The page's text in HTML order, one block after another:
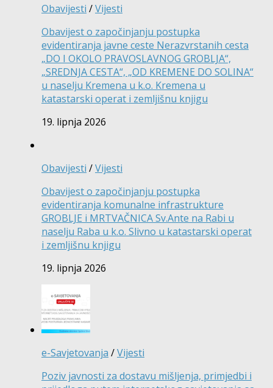
Obavijesti /Vijesti
Obavijest o započinjanju postupka
evidentiranja javne ceste Nerazvrstanih cesta
„DO I OKOLO PRAVOSLAVNOG GROBLJA“,
„SREDNJA CESTA“, „OD KREMENE DO SOLINA“
u naselju Kremena u k.o. Kremena u
katastarski operat i zemljišnu knjigu
19. lipnja 2026
Obavijesti /Vijesti
Obavijest o započinjanju postupka
evidentiranja komunalne infrastrukture
GROBLJE i MRTVAČNICA Sv.Ante na Rabi u
naselju Raba u k.o. Slivno u katastarski operat
i zemljišnu knjigu
19. lipnja 2026
e-Savjetovanja /Vijesti
Poziv javnosti za dostavu mišljenja, primjedbi i